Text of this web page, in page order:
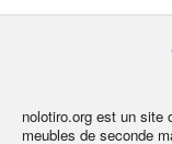
nolotiro.org est un site
meubles de seconde